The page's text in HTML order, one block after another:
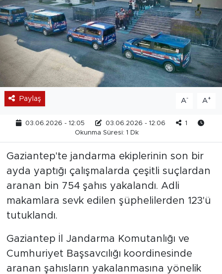
Paylaş A- A+
03.06.2026 - 12:05 03.06.2026 - 12:06
1
Okunma Süresi: 1 Dk
Gaziantep'te jandarma ekiplerinin son bir
ayda yaptığı çalışmalarda çeşitli suçlardan
aranan bin 754 şahıs yakalandı. Adli
makamlara sevk edilen şüphelilerden 123'ü
tutuklandı.
Gaziantep İl Jandarma Komutanlığı ve
Cumhuriyet Başsavcılığı koordinesinde
aranan şahısların yakalanmasına yönelik